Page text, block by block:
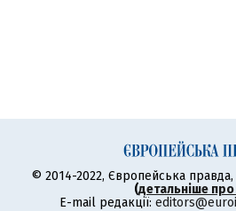
© 2014-2022, Європейська
(детальніше про
E-mail редакції: